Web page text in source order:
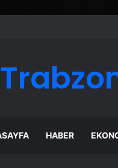
İle Akıllı Dijital Taşımacılık
HABER